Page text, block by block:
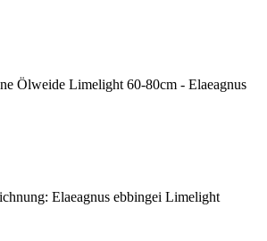
Ölweide Limelight 60-80cm - Elaeagnus
Elaeagnus ebbingei Limelight